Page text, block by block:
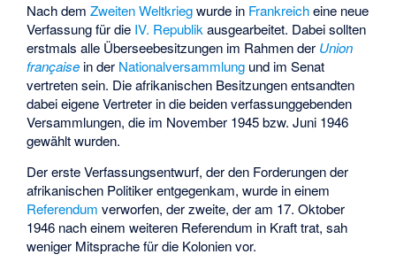
Nach demZweiten Weltkriegwurde in Frankreicheine neue
Verfassung für die IV. Republikausgearbeitet. Dabei sollten
erstmals alle Überseebesitzungen im Rahmen der Union
française in der Nationalversammlung und im Senat
vertreten sein. Die afrikanischen Besitzungen entsandten
dabei eigene Vertreter in die beiden verfassunggebenden
Versammlungen, die im November 1945 bzw. Juni 1946
gewählt wurden.
Der erste Verfassungsentwurf, der den Forderungen der
afrikanischen Politiker entgegenkam, wurde in einem
Referendum verworfen, der zweite, der am 17. Oktober
1946 nach einem weiteren Referendum in Kraft trat, sah
weniger Mitsprache für die Kolonien vor.